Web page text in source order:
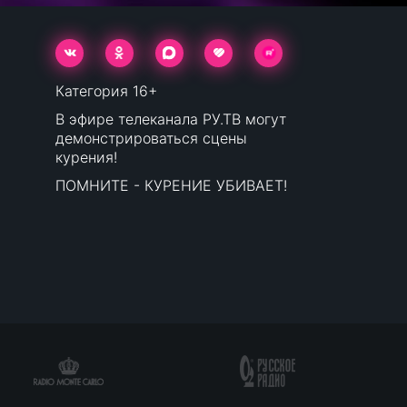
Категория 16+
В эфире телеканала РУ.ТВ могут
демонстрироваться сцены
курения!
ПОМНИТЕ - КУРЕНИЕ УБИВАЕТ!